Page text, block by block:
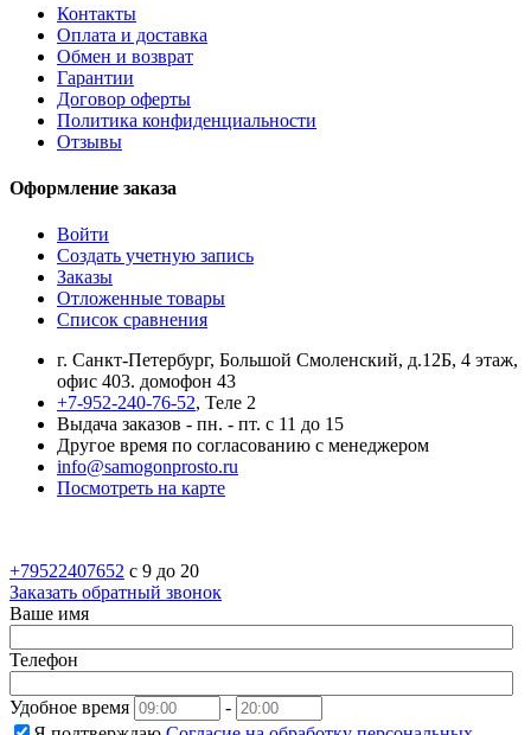
Контакты
Оплата и доставка
Обмен и возврат
Гарантии
Договор оферты
Политика конфиденциальности
Отзывы
Оформление заказа
Войти
Создать учетную запись
Заказы
Отложенные товары
Список сравнения
г. Санкт-Петербург, Большой Смоленский, д.12Б, 4 этаж,
офис 403. домофон 43
+7-952-240-76-52, Теле 2
Выдача заказов - пн. - пт. с 11 до 15
Другое время по согласованию с менеджером
info@samogonprosto.ru
Посмотреть на карте
+79522407652 c 9 до 20
Заказать обратный звонок
Ваше имя
Телефон
Удобное время
-